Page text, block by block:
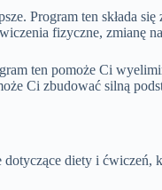
Program ten
fizyczne, zmianę
ten pomoże Ci
Ci zbudować silną
diety i